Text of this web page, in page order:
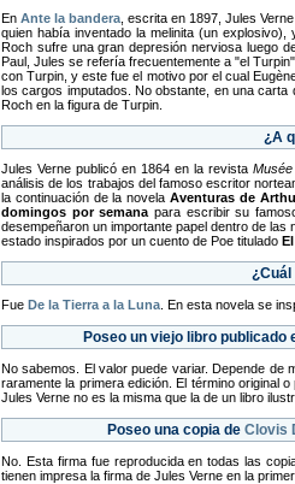
EnAnte la bandera , escrita en 1897, Jules
quien había inventado la melinita (un
Roch sufre una gran depresión nerviosa luego
Paul, Jules se refería frecuentemente a "el
con Turpin, y este fue el motivo por el cual
los cargos imputados. No obstante, en una
Roch en la figura de Turpin.
¿A
Jules Verne publicó en 1864 en la revista
análisis de los trabajos del famoso escritor
la continuación de la novelaAventuras de
domingos por semana para escribir su
desempeñaron un importante papel dentro de las
estado inspirados por un cuento de Poe titulado
¿Cuál
Fue De la Tierra a la Luna . En esta novela se
Poseo un viejo libro
No sabemos. El valor puede variar. Depende de
raramente la primera edición. El término original
Jules Verne no es la misma que la de un libro
Poseo una copia deClovis
No. Esta firma fue reproducida en todas las
tienen impresa la firma de Jules Verne en la